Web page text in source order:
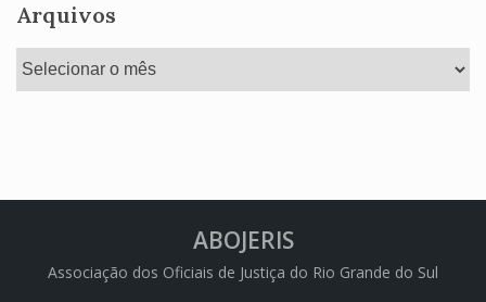
Arquivos
Arquivos
ABOJERIS
Associação dos Oficiais de Justiça do Rio Grande do Sul